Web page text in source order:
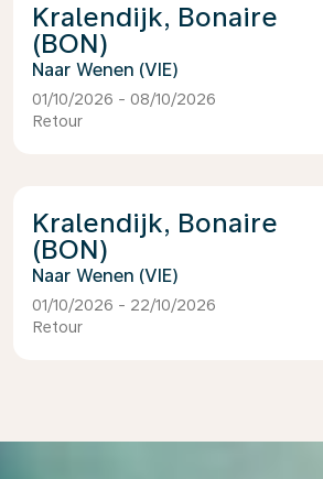
Kralendijk, Bonaire
(BON)
Wenen (VIE)
01/10/2026 - 08/10/2026
Retour
Kralendijk, Bonaire
(BON)
Wenen (VIE)
01/10/2026 - 22/10/2026
Retour